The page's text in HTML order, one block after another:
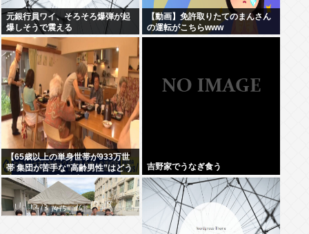
元銀行員ワイ、そろそろ爆弾が起
爆しそうで震える
【動画】免許取りたてのまんさん
の運転がこちらwww
【65歳以上の単身世帯が933万世
帯 集団が苦手な”高齢男性”はどう
生きていく？】孤独死のリスク
も…専門家 「8日以上見つからな
いのも圧倒的に男性」
吉野家でうなぎ食う